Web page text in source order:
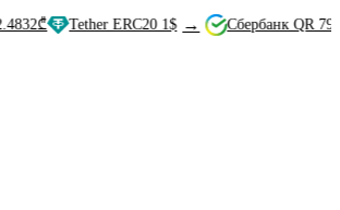
Tether ERC20 1$ → Сбербанк QR 79.84₽